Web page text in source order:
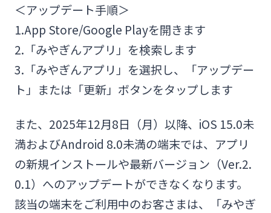
個人のお客さま
法人・個人事業主のお客さま
株主・投資家の皆さま
宮崎銀行について
ニュースリリース一覧
＜アップデート手順＞
1.App Store/Google Playを開きます
2.「みやぎんアプリ」を検索します
3.「みやぎんアプリ」を選択し、「アップデー
ト」または「更新」ボタンをタップします
また、2025年12月8日（月）以降、iOS 15.0未
満およびAndroid 8.0未満の端末では、アプリ
の新規インストールや最新バージョン（Ver.2.
0.1）へのアップデートができなくなります。
該当の端末をご利用中のお客さまは、「みやぎ